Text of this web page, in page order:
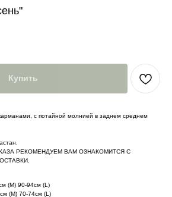
Купить
с потайной молнией в заднем среднем
РЕКОМЕНДУЕМ ВАМ ОЗНАКОМИТСЯ С
(M) 90-94cм (L)
(M) 70-74cм (L)